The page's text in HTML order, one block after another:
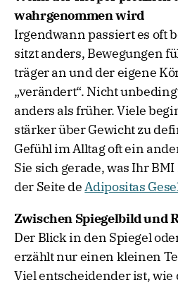
wahrgenommen wird
Irgendwann passiert es oft
sitzt anders, Bewegungen
träger an und der eigene
„verändert“. Nicht
anders als früher. Viele
stärker über Gewicht zu
Gefühl im Alltag oft ein
Sie sich gerade, was Ihr
der Seite deAdipositas
Zwischen Spiegelbild und
Der Blick in den Spiegel
erzählt nur einen kleinen
Viel entscheidender ist, wie